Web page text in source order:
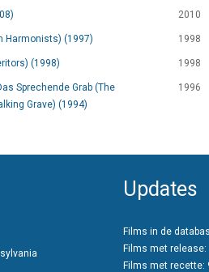
2010
Harmonists) (1997) 1998
(1998) 1998
Sprechende Grab (The
Grave) (1994)
1996
Updates
Films in de
Films met release:
Films met recette: